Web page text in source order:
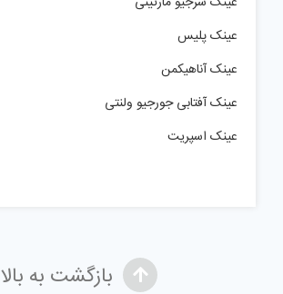
عینک پلیس
عینک آناهیکمن
عینک آفتابی جورجیو ولنتی
عینک اسپریت
بازگشت به بالا